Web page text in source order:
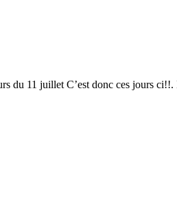
du 11 juillet C’est donc ces jours